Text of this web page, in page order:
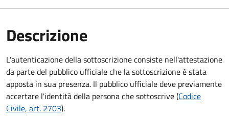
Descrizione
L'autenticazione della sottoscrizione consiste nell'attestazione
da parte del pubblico ufficiale che la sottoscrizione è stata
apposta in sua presenza. Il pubblico ufficiale deve previamente
accertare l'identità della persona che sottoscrive (Codice
Civile, art. 2703).